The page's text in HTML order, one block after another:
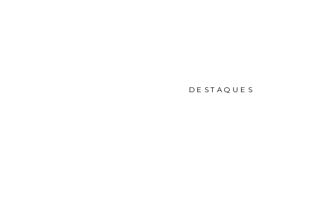
DESTAQUES